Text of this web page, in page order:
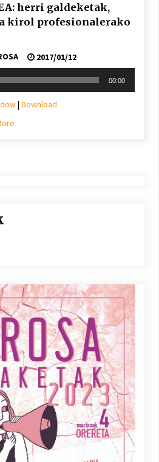
10/04
egunkarian elkarrizketa
Bedi irratiko Hizpidea saioan
20 urteez
07/03
denboraldi amaiera
07/01
herri galdeketak,
kirol profesionalerako
2017/01/12
00:00
| Download